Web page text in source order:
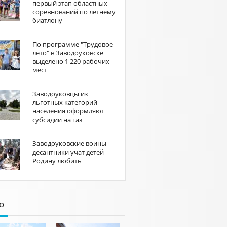
первый этап областных
соревнований по летнему
биатлону
По программе "Трудовое
лето" в Заводоуковске
выделено 1 220 рабочих
мест
Заводоуковцы из
льготных категорий
населения оформляют
субсидии на газ
Заводоуковские воины-
десантники учат детей
Родину любить